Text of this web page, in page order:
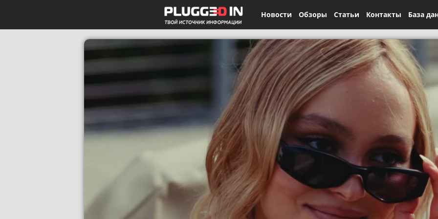
Новости Обзоры Статьи Контакты База